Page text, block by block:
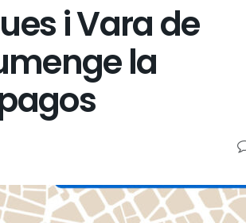
i Vara de
la